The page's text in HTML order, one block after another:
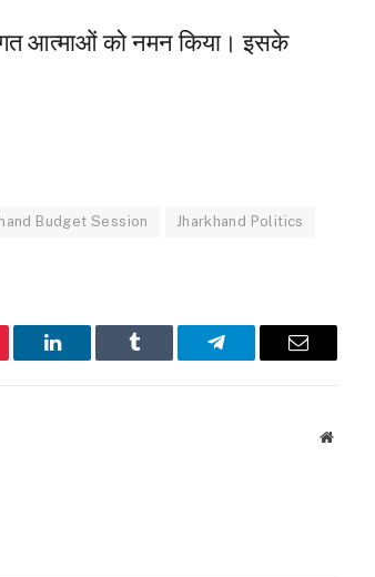
आत्माओं को नमन किया। इसके
Budget Session Jharkhand Politics
LinkedIn Tumblr Telegram Email
Website